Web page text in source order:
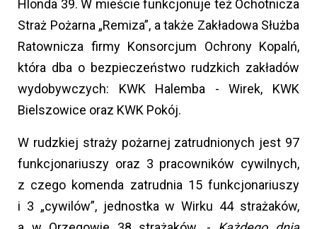
Hlonda 39. W mieście funkcjonuje też Ochotnicza
Straż Pożarna „Remiza”, a także Zakładowa Służba
Ratownicza firmy Konsorcjum Ochrony Kopalń,
która dba o bezpieczeństwo rudzkich zakładów
wydobywczych: KWK Halemba - Wirek, KWK
Bielszowice oraz KWK Pokój.
W rudzkiej straży pożarnej zatrudnionych jest 97
funkcjonariuszy oraz 3 pracowników cywilnych,
z czego komenda zatrudnia 15 funkcjonariuszy
i 3 „cywilów”, jednostka w Wirku 44 strażaków,